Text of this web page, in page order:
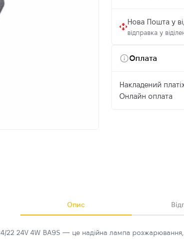
Нова Пошта у
відправка у
Оплата
Накладений
Онлайн оплата
Опис
22 24V 4W BA9S — це надійна лампа